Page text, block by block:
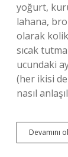
yoğurt,
lahana,
olarak kolik
sıcak
ucundaki
(her ikisi
nasıl
Devamını